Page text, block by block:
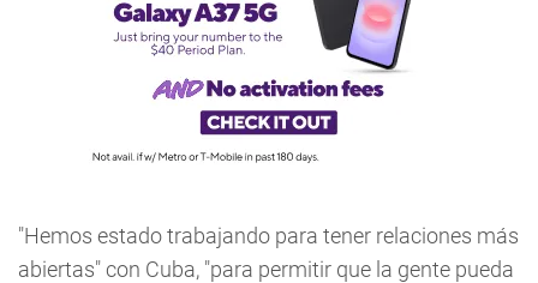
"Hemos estado trabajando para tener relaciones más
abiertas" con Cuba, "para permitir que la gente pueda